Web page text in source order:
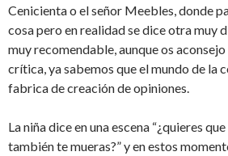
Cenicienta o el señor Meebles, donde
cosa pero en realidad se dice otra muy
muy recomendable, aunque os
crítica, ya sabemos que el mundo de la
fabrica de creación de opiniones.
La niña dice en una escena “¿quieres
también te mueras?” y en estos